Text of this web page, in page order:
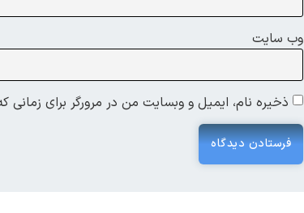
وب‌ سایت
ذخیره نام، ایمیل و وبسایت من در مرورگر برای زمانی